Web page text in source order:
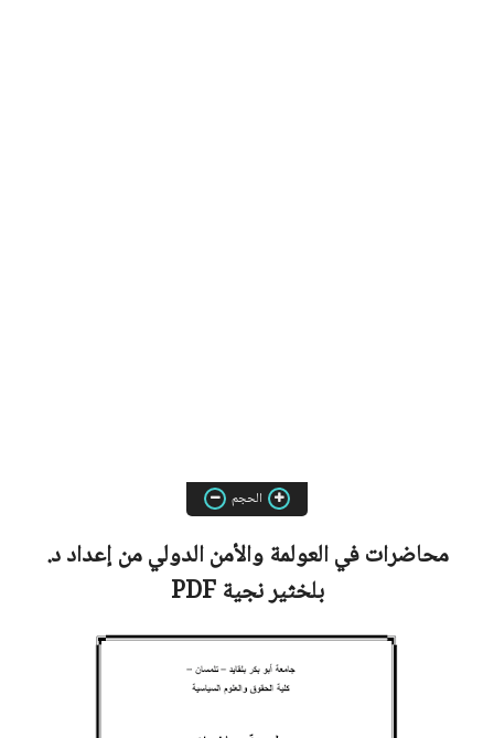
الحجم
محاضرات في العولمة والأمن الدولي من إعدادد.
بلخثير نجيةPDF